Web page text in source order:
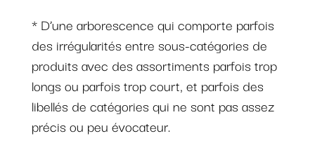
* D’une arborescence qui comporte parfois
des irrégularités entre sous-catégories de
produits avec des assortiments parfois trop
longs ou parfois trop court, et parfois des
libellés de catégories qui ne sont pas assez
précis ou peu évocateur.